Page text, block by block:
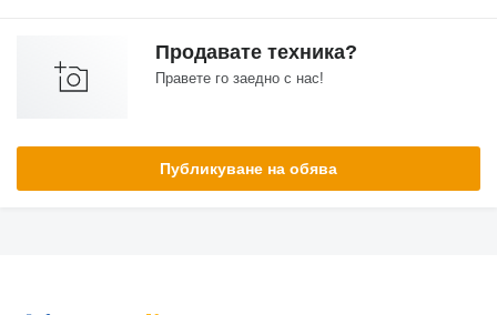
Продавате техника?
Правете го заедно с нас!
Публикуване на обява